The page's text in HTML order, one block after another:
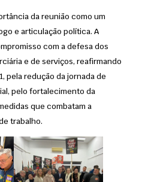
da reunião como um
e articulação política. A
com a defesa dos
e de serviços, reafirmando
pela redução da jornada de
pelo fortalecimento da
que combatam a
trabalho.